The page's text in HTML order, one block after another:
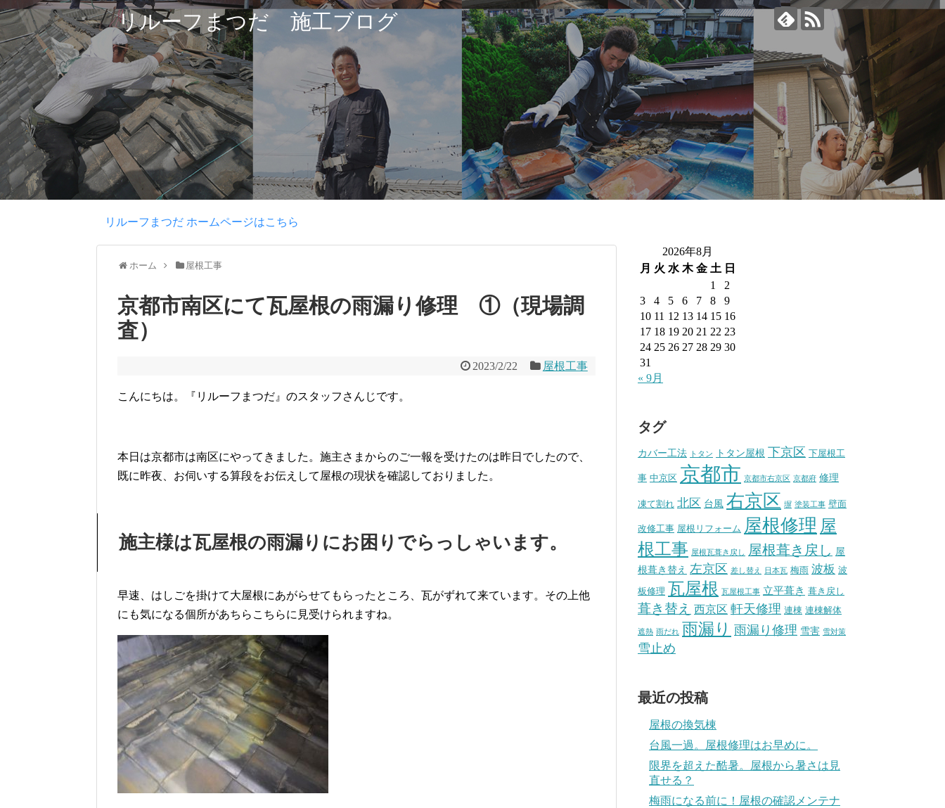
リルーフまつだ 施工ブログ
リルーフまつだ ホームページはこちら
ホーム 屋根工事
京都市南区にて瓦屋根の雨漏り修理 ①（現場調
査）
2023/2/22 屋根工事
こんにちは。『リルーフまつだ』のスタッフさんじです。
本日は京都市は南区にやってきました。施主さまからのご一報を受けたのは昨日でしたので、
既に昨夜、お伺いする算段をお伝えして屋根の現状を確認しておりました。
施主様は瓦屋根の雨漏りにお困りでらっしゃいます。
早速、はしごを掛けて大屋根にあがらせてもらったところ、瓦がずれて来ています。その上他
にも気になる個所があちらこちらに見受けられますね。
2026年8月
月 火 水 木 金 土 日
1
2
3
4 5 6 7 8
9
10 11 12 13 14 15 16
17 18 19 20 21 22 23
24 25 26 27 28 29 30
31
« 9月
タグ
カバー工法 トタン トタン屋根 下京区 下屋根工
事 中京区 京都市 京都市右京区 京都府 修理
凍て割れ 北区 台風 右京区 塀 塗装工事 壁面
改修工事 屋根リフォーム 屋根修理 屋
根工事 屋根瓦葺き戻し 屋根葺き戻し 屋
根葺き替え 左京区 差し替え 日本瓦 梅雨 波板 波
板修理 瓦屋根 瓦屋根工事 立平葺き 葺き戻し
葺き替え 西京区 軒天修理 連棟 連棟解体
遮熱 雨だれ 雨漏り 雨漏り修理 雪害 雪対策
雪止め
最近の投稿
屋根の換気棟
台風一過。屋根修理はお早めに。
限界を超えた酷暑。屋根から暑さは見
直せる？
梅雨になる前に！屋根の確認メンテナ